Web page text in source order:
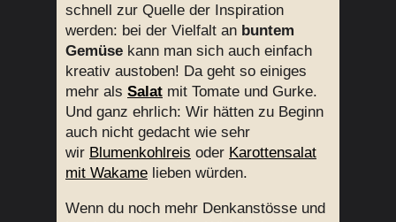
schnell zur Quelle der Inspiration
werden: bei der Vielfalt an buntem
Gemüse kann man sich auch einfach
kreativ austoben! Da geht so einiges
mehr als Salat mit Tomate und Gurke.
Und ganz ehrlich: Wir hätten zu Beginn
auch nicht gedacht wie sehr
wir Blumenkohlreis oder Karottensalat
mit Wakame lieben würden.
Wenn du noch mehr Denkanstösse und